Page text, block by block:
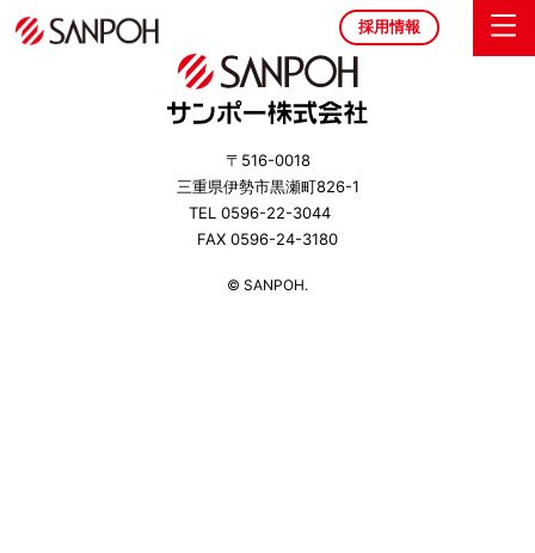
採用情報
〒516-0018
三重県伊勢市黒瀬町826-1
TEL 0596-22-3044
FAX 0596-24-3180
© SANPOH.